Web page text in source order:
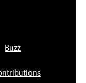
Buzz